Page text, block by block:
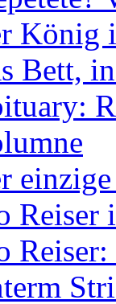
König
Bett,
Reiser